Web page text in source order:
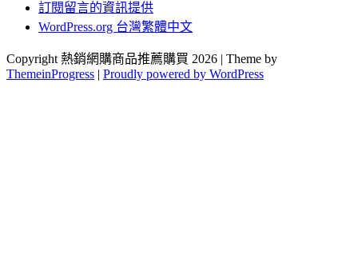
訂閱留言的資訊提供
WordPress.org 台灣繁體中文
Copyright 熱銷網購商品推薦購買 2026 | Theme by
ThemeinProgress | Proudly powered by WordPress